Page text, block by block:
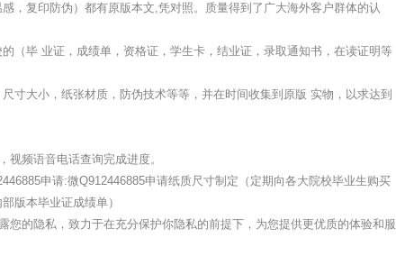
，复印防伪）都有原版本文,凭对照。质量得到了广大海外客户群体的认
（毕 业证，成绩单，资格证，学生卡，结业证，录取通知书，在读证明等
寸大小，纸张材质，防伪技术等等，并在时间收集到原版 实物，以求达到
视频语音电话查询完成进度。
申请:微Q912446885申请纸质尺寸制定（定期向各大院校毕业生购买
版本毕业证成绩单）
您的隐私，致力于在充分保护你隐私的前提下，为您提供更优质的体验和服